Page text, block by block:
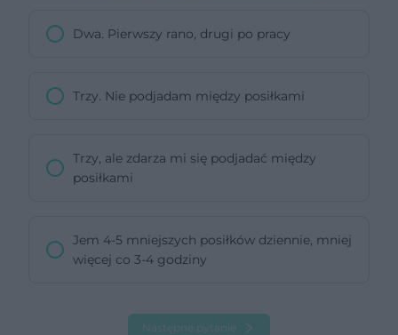
Dwa. Pierwszy rano, drugi po pracy
Trzy. Nie podjadam między posiłkami
Trzy, ale zdarza mi się podjadać między
posiłkami
Jem 4-5 mniejszych posiłków dziennie, mniej
więcej co 3-4 godziny
Następne pytanie